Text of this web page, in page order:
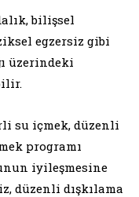
bilişsel
egzersiz gibi
üzerindeki
su içmek, düzenli
programı
iyileşmesine
düzenli dışkılama